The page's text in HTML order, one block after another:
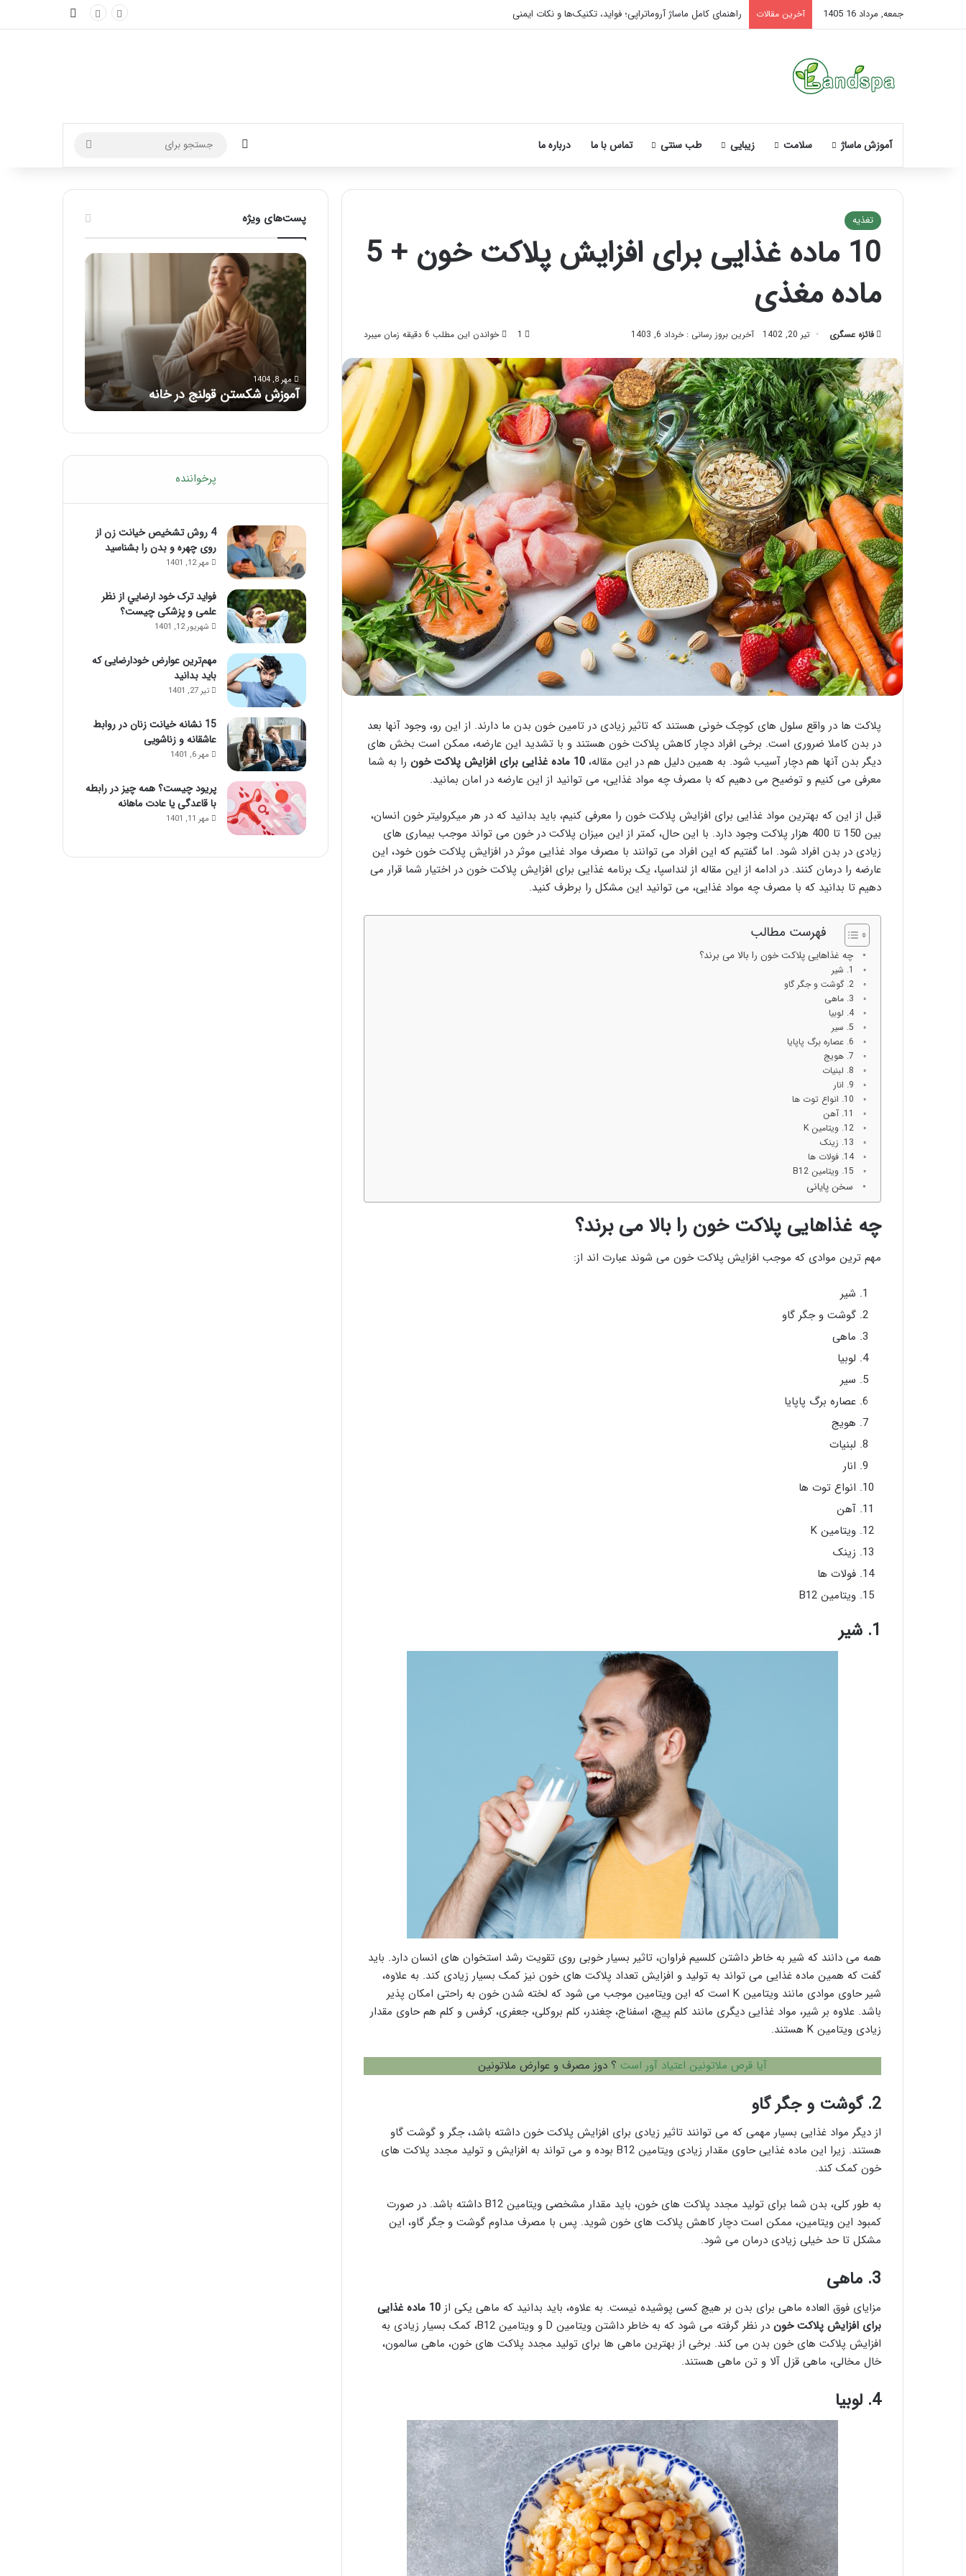
جمعه, مرداد 16 1405 آخرین مقالات راهنمای کامل ماساژ آروماتراپی؛ فواید، تکنیک‌ها و نکات ایمنی
آموزش ماساژ سلامت زیبایی طب سنتی تماس با ما درباره ما تغییر پوسته
برای
تغذیه
10 ماده غذایی برای افزایش پلاکت خون + 5
ماده مغذی
فائزه عسگری تیر 20, 1402 آخرین بروز رسانی : خرداد 6, 1403 1 خواندن این مطلب 6 دقیقه زمان میبرد
پلاکت ها در واقع سلول های کوچک خونی هستند که تاثیر زیادی در تامین خون بدن ما دارند. از این رو، وجود آنها بعد
در بدن کاملا ضروری است. برخی افراد دچار کاهش پلاکت خون هستند و با تشدید این عارضه، ممکن است بخش های
دیگر بدن آنها هم دچار آسیب شود. به همین دلیل هم در این مقاله، 10 ماده غذایی برای افزایش پلاکت خون
را به شما
معرفی می کنیم و توضیح می دهیم که با مصرف چه مواد غذایی، می توانید از این عارضه در امان بمانید.
قبل از این که بهترین مواد غذایی برای افزایش پلاکت خون را معرفی کنیم، باید بدانید که در هر میکرولیتر خون انسان،
بین 150 تا 400 هزار پلاکت وجود دارد. با این حال، کمتر از این میزان پلاکت در خون می تواند موجب بیماری های
زیادی در بدن افراد شود. اما گفتیم که این افراد می توانند با مصرف مواد غذایی موثر در افزایش پلاکت خون خود، این
عارضه را درمان کنند. در ادامه از این مقاله از لنداسپا، یک برنامه غذایی برای افزایش پلاکت خون در اختیار شما قرار می
دهیم تا بدانید که با مصرف چه مواد غذایی، می توانید این مشکل را برطرف کنید.
فهرست مطالب
چه غذاهایی پلاکت خون را بالا می برند؟
1. شیر
2. گوشت و جگر گاو
3. ماهی
4. لوبیا
5. سیر
6. عصاره برگ پاپایا
7. هویج
8. لبنیات
9. انار
10. انواع توت ها
11. آهن
12. ویتامین K
13. زینک
14. فولات ها
15. ویتامین B12
سخن پایانی
چه غذاهایی پلاکت خون را بالا می برند؟
مهم ترین موادی که موجب افزایش پلاکت خون می شوند عبارت اند از:
شیر
گوشت و جگر گاو
ماهی
لوبیا
سیر
عصاره برگ پاپایا
هویج
لبنیات
انار
انواع توت ها
آهن
ویتامین K
زینک
فولات ها
ویتامین B12
1. شیر
همه می دانند که شیر به خاطر داشتن کلسیم فراوان، تاثیر بسیار خوبی روی تقویت رشد استخوان های انسان دارد. باید
گفت که همین ماده غذایی می تواند به تولید و افزایش تعداد پلاکت های خون نیز کمک بسیار زیادی کند. به علاوه،
شیر حاوی موادی مانند ویتامین K است که این ویتامین موجب می شود که لخته شدن خون به راحتی امکان پذیر
باشد. علاوه بر شیر، مواد غذایی دیگری مانند کلم پیچ، اسفناج، چغندر، کلم بروکلی، جعفری، کرفس و کلم هم حاوی مقدار
زیادی ویتامین K هستند.
آیا قرص ملاتونین اعتیاد آور است ؟ دوز مصرف و عوارض ملاتونین
2. گوشت و جگر گاو
از دیگر مواد غذایی بسیار مهمی که می توانند تاثیر زیادی برای افزایش پلاکت خون داشته باشد، جگر و گوشت گاو
هستند. زیرا این ماده غذایی حاوی مقدار زیادی ویتامین B12 بوده و می تواند به افزایش و تولید مجدد پلاکت های
خون کمک کند.
به طور کلی، بدن شما برای تولید مجدد پلاکت های خون، باید مقدار مشخصی ویتامین B12 داشته باشد. در صورت
کمبود این ویتامین، ممکن است دچار کاهش پلاکت های خون شوید. پس با مصرف مداوم گوشت و جگر گاو، این
مشکل تا حد خیلی زیادی درمان می شود.
3. ماهی
مزایای فوق العاده ماهی برای بدن بر هیچ کسی پوشیده نیست. به علاوه، باید بدانید که ماهی یکی از
10 ماده غذایی
برای افزایش پلاکت خون
در نظر گرفته می شود که به خاطر داشتن ویتامین D و ویتامین B12، کمک بسیار زیادی به
افزایش پلاکت های خون بدن می کند. برخی از بهترین ماهی ها برای تولید مجدد پلاکت های خون، ماهی سالمون،
خال مخالی، ماهی قزل آلا و تن ماهی هستند.
4. لوبیا
پست‌های ویژه
نحوه
تزریق
بایدها
و
نبایدهای
آن!
تیر 28, 1404
نحوه ماساژ صورت بعد از تزریق چربی؛
بایدها و نبایدهای آن!
آموزش
مهر 8, 1404
آموزش شکستن قولنج در خانه
ماساژ
برای
بهبود
تمرکز
ذهنی؛
با
این
حواس‌جمع
شوید!
مرداد 6, 1404
ماساژ برای بهبود تمرکز ذهنی؛ با این
ماساژ حواس‌جمع شوید!
راهنمای
بعد
از
پرخواننده
4 روش تشخیص خیانت زن از
روی چهره و بدن را بشناسید
مهر 12, 1401
فواید ترک خود ارضايي از نظر
علمی و پزشکی چیست؟
شهریور 12, 1401
مهم‌ترین عوارض خودارضایی که
باید بدانید
تیر 27, 1401
15 نشانه خیانت زنان در روابط
عاشقانه و زناشویی
مهر 6, 1401
پریود چیست؟ همه چیز در رابطه
با قاعدگی یا عادت ماهانه
مهر 11, 1401